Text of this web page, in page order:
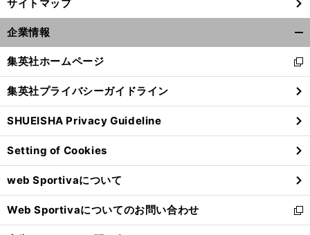
サイトマップ
企業情報
閉
る
集英社ホームページ
新
し
い
ウ
ィ
ン
ド
ウ
で
開
く
集英社プライバシーガイドライン
SHUEISHA Privacy Guideline
Setting of Cookies
web Sportivaについて
Web Sportivaについてのお問い合わせ
新
し